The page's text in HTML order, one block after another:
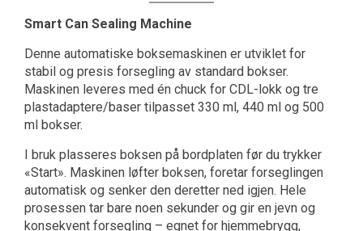
Smart Can Sealing Machine
Denne automatiske boksemaskinen er utviklet for
stabil og presis forsegling av standard bokser.
Maskinen leveres med én chuck for CDL-lokk og tre
plastadaptere/baser tilpasset 330 ml, 440 ml og 500
ml bokser.
I bruk plasseres boksen på bordplaten før du trykker
«Start». Maskinen løfter boksen, foretar forseglingen
automatisk og senker den deretter ned igjen. Hele
prosessen tar bare noen sekunder og gir en jevn og
konsekvent forsegling – egnet for hjemmebrygg,